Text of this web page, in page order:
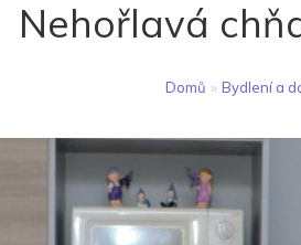
Nehořlavá
Domů » Bydlení a